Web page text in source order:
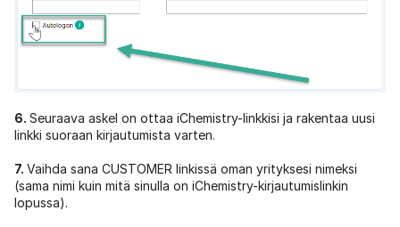
6. Seuraava askel on ottaa iChemistry-linkkisi ja rakentaa uusi
linkki suoraan kirjautumista varten.
7. Vaihda sana CUSTOMER linkissä oman yrityksesi nimeksi
(sama nimi kuin mitä sinulla on iChemistry-kirjautumislinkin
lopussa).